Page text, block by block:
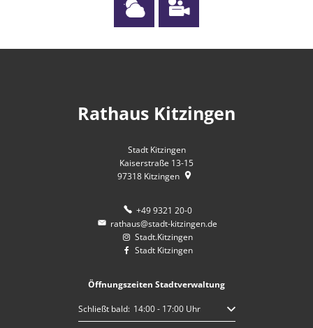
Rathaus Kitzingen
Stadt Kitzingen
Kaiserstraße 13-15
97318 Kitzingen
+49 9321 20-0
rathaus@stadt-kitzingen.de
Stadt.Kitzingen
Stadt Kitzingen
Öffnungszeiten Stadtverwaltung
Klicken, um weitere Öffnungs- oder Schließzeiten
Schließt bald: 14:00- 17:00Uhr Von 14:00 bis 17:00 Uhr